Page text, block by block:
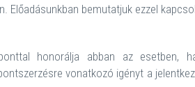
bemutatjuk ezzel
honorálja abban az esetben,
vonatkozó igényt a